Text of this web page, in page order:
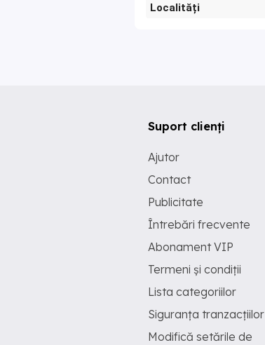
Localități
Suport clienți
Ajutor
Contact
Publicitate
Întrebări frecvente
Abonament VIP
Termeni și condiții
Lista categoriilor
Siguranța tranzacțiilor
Modifică setările de